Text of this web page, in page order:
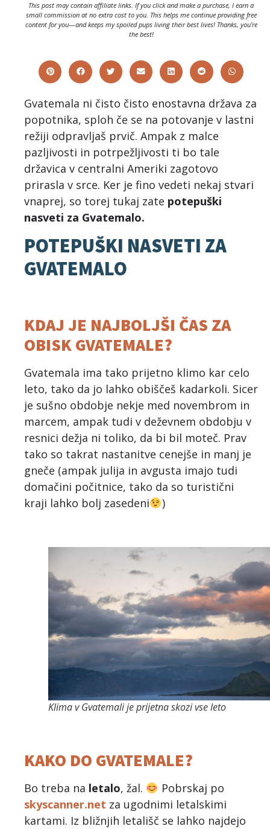
This post may contain affiliate links. If you click and make a purchase, I earn a
small commission at no extra cost to you. This helps me continue providing free
content for you—and keeps my spoiled pups living their best lives! Thanks, you’re
the best!
Gvatemala ni čisto čisto enostavna država za
popotnika, sploh če se na potovanje v lastni
režiji odpravljaš prvič. Ampak z malce
pazljivosti in potrpežljivosti ti bo tale
državica v centralni Ameriki zagotovo
prirasla v srce. Ker je fino vedeti nekaj stvari
vnaprej, so torej tukaj zate potepuški
nasveti za Gvatemalo.
POTEPUŠKI NASVETI ZA
GVATEMALO
KDAJ JE NAJBOLJŠI ČAS ZA
OBISK GVATEMALE?
Gvatemala ima tako prijetno klimo kar celo
leto, tako da jo lahko obiščeš kadarkoli. Sicer
je sušno obdobje nekje med novembrom in
marcem, ampak tudi v deževnem obdobju v
resnici dežja ni toliko, da bi bil moteč. Prav
tako so takrat nastanitve cenejše in manj je
gneče (ampak julija in avgusta imajo tudi
domačini počitnice, tako da so turistični
kraji lahko bolj zasedeni
)
Klima v Gvatemali je prijetna skozi vse leto
KAKO DO GVATEMALE?
Bo treba na letalo, žal.
Pobrskaj po
skyscanner.net za ugodnimi letalskimi
kartami. Iz bližnjih letališč se lahko najdejo